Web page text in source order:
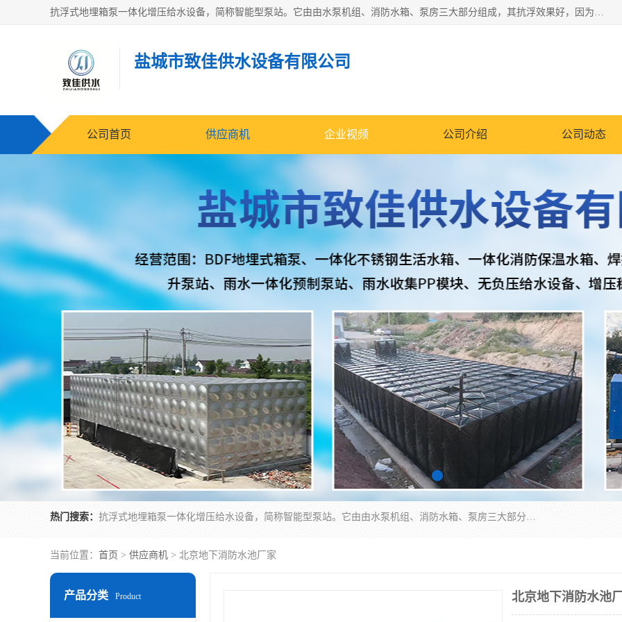
抗浮式地埋箱泵一体化增压给水设备，简称智能型泵站。它由由水泵机组、消防水箱、泵房三大部分组成，其抗浮效果好，因为设计时通过将底板与箱体联在一起，箱体重量抵消了地下水浮力。系统维护好，内部拉筋、泵站、管道，喷淋等各部运行正堂，无一损坏；结构更牢固。
盐城市致佳供水设备有限公司
公司首页 供应商机 企业视频 公司介绍 公司动态
热门搜索： 抗浮式地埋箱泵一体化增压给水设备，简称智能型泵站。它由由水泵机组、消防水箱、泵房三大部分组成，其抗浮效果好，因为设计时通过将底板与箱体联在一起，箱体重量抵消了地下水浮力。系统维护好，内部拉筋、泵站、管道，喷淋等各部运行正堂，无一损坏；结构更牢固。
当前位置： 首页 > 供应商机 > 北京地下消防水池厂家
产品分类 Product 北京地下消防水池